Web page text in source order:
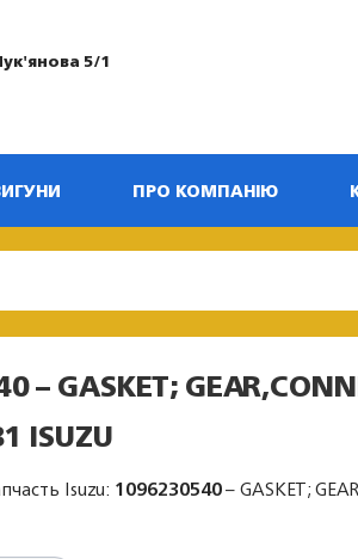
5/1
ПРО КОМПАНІЮ
– GASKET;
ISUZU
Isuzu: 1096230540– GASKET;